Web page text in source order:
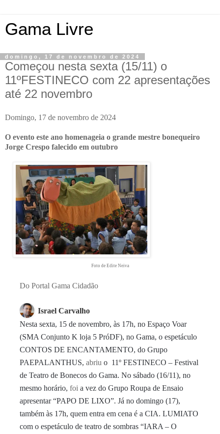
Gama Livre
domingo, 17 de novembro de 2024
Começou nesta sexta (15/11) o
11ºFESTINECO com 22 apresentações
até 22 novembro
Domingo, 17 de novembro de 2024
O evento este ano homenageia o grande mestre bonequeiro
Jorge Crespo falecido em outubro
Foto de Edite Neiva
Do Portal Gama Cidadão
Israel Carvalho
Nesta sexta, 15 de novembro, às 17h, no Espaço Voar
(SMA Conjunto K loja 5 PróDF), no Gama, o espetáculo
CONTOS DE ENCANTAMENTO, do Grupo
PAEPALANTHUS, abriu o 11º FESTINECO – Festival
de Teatro de Bonecos do Gama. No sábado (16/11), no
mesmo horário, foi a vez do Grupo Roupa de Ensaio
apresentar “PAPO DE LIXO”. Já no domingo (17),
também às 17h, quem entra em cena é a CIA. LUMIATO
com o espetáculo de teatro de sombras “IARA – O